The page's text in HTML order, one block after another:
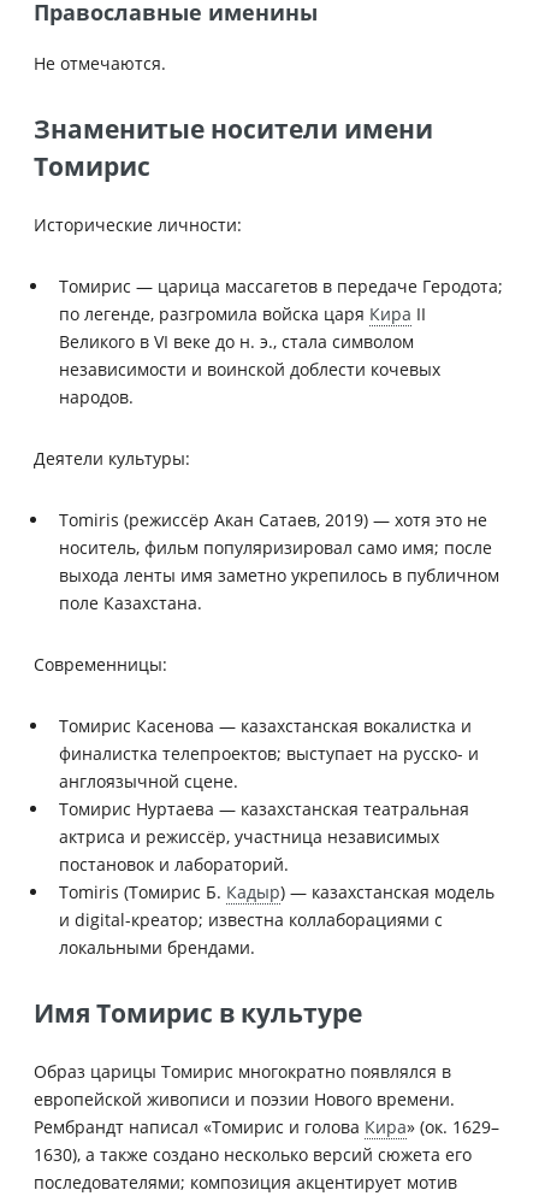
Православные именины
Не отмечаются.
Знаменитые носители имени
Томирис
Исторические личности:
Томирис — царица массагетов в передаче Геродота;
по легенде, разгромила войска царя Кира II
Великого в VI веке до н. э., стала символом
независимости и воинской доблести кочевых
народов.
Деятели культуры:
Tomiris (режиссёр Акан Сатаев, 2019) — хотя это не
носитель, фильм популяризировал само имя; после
выхода ленты имя заметно укрепилось в публичном
поле Казахстана.
Современницы:
Томирис Касенова — казахстанская вокалистка и
финалистка телепроектов; выступает на русско- и
англоязычной сцене.
Томирис Нуртаева — казахстанская театральная
актриса и режиссёр, участница независимых
постановок и лабораторий.
Tomiris (Томирис Б. Кадыр) — казахстанская модель
и digital-креатор; известна коллаборациями с
локальными брендами.
Имя Томирис в культуре
Образ царицы Томирис многократно появлялся в
европейской живописи и поэзии Нового времени.
Рембрандт написал «Томирис и голова Кира» (ок. 1629–
1630), а также создано несколько версий сюжета его
последователями; композиция акцентирует мотив